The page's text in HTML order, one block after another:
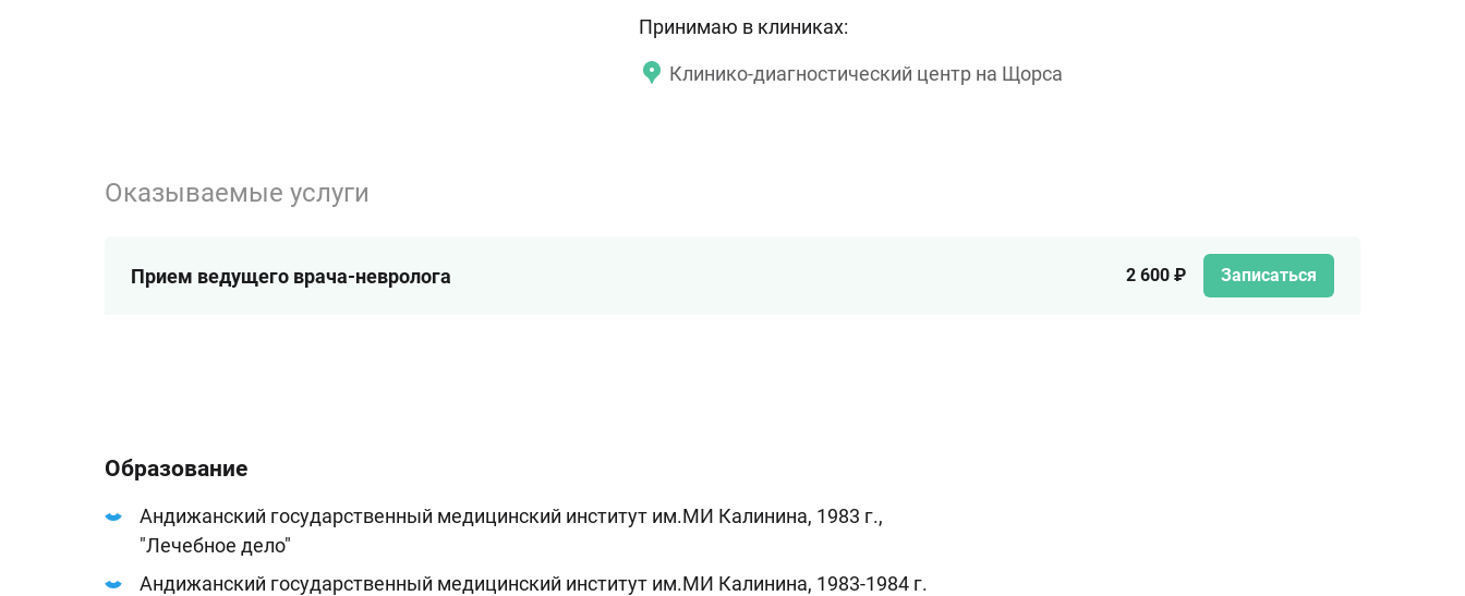
Принимаю в клиниках:
Клинико-диагностический центр на Щорса
Оказываемые услуги
Прием ведущего врача-невролога 2 600 ₽ Записаться
Образование
Андижанский государственный медицинский институт им.МИ Калинина, 1983 г.,
"Лечебное дело"
Андижанский государственный медицинский институт им.МИ Калинина, 1983-1984 г.